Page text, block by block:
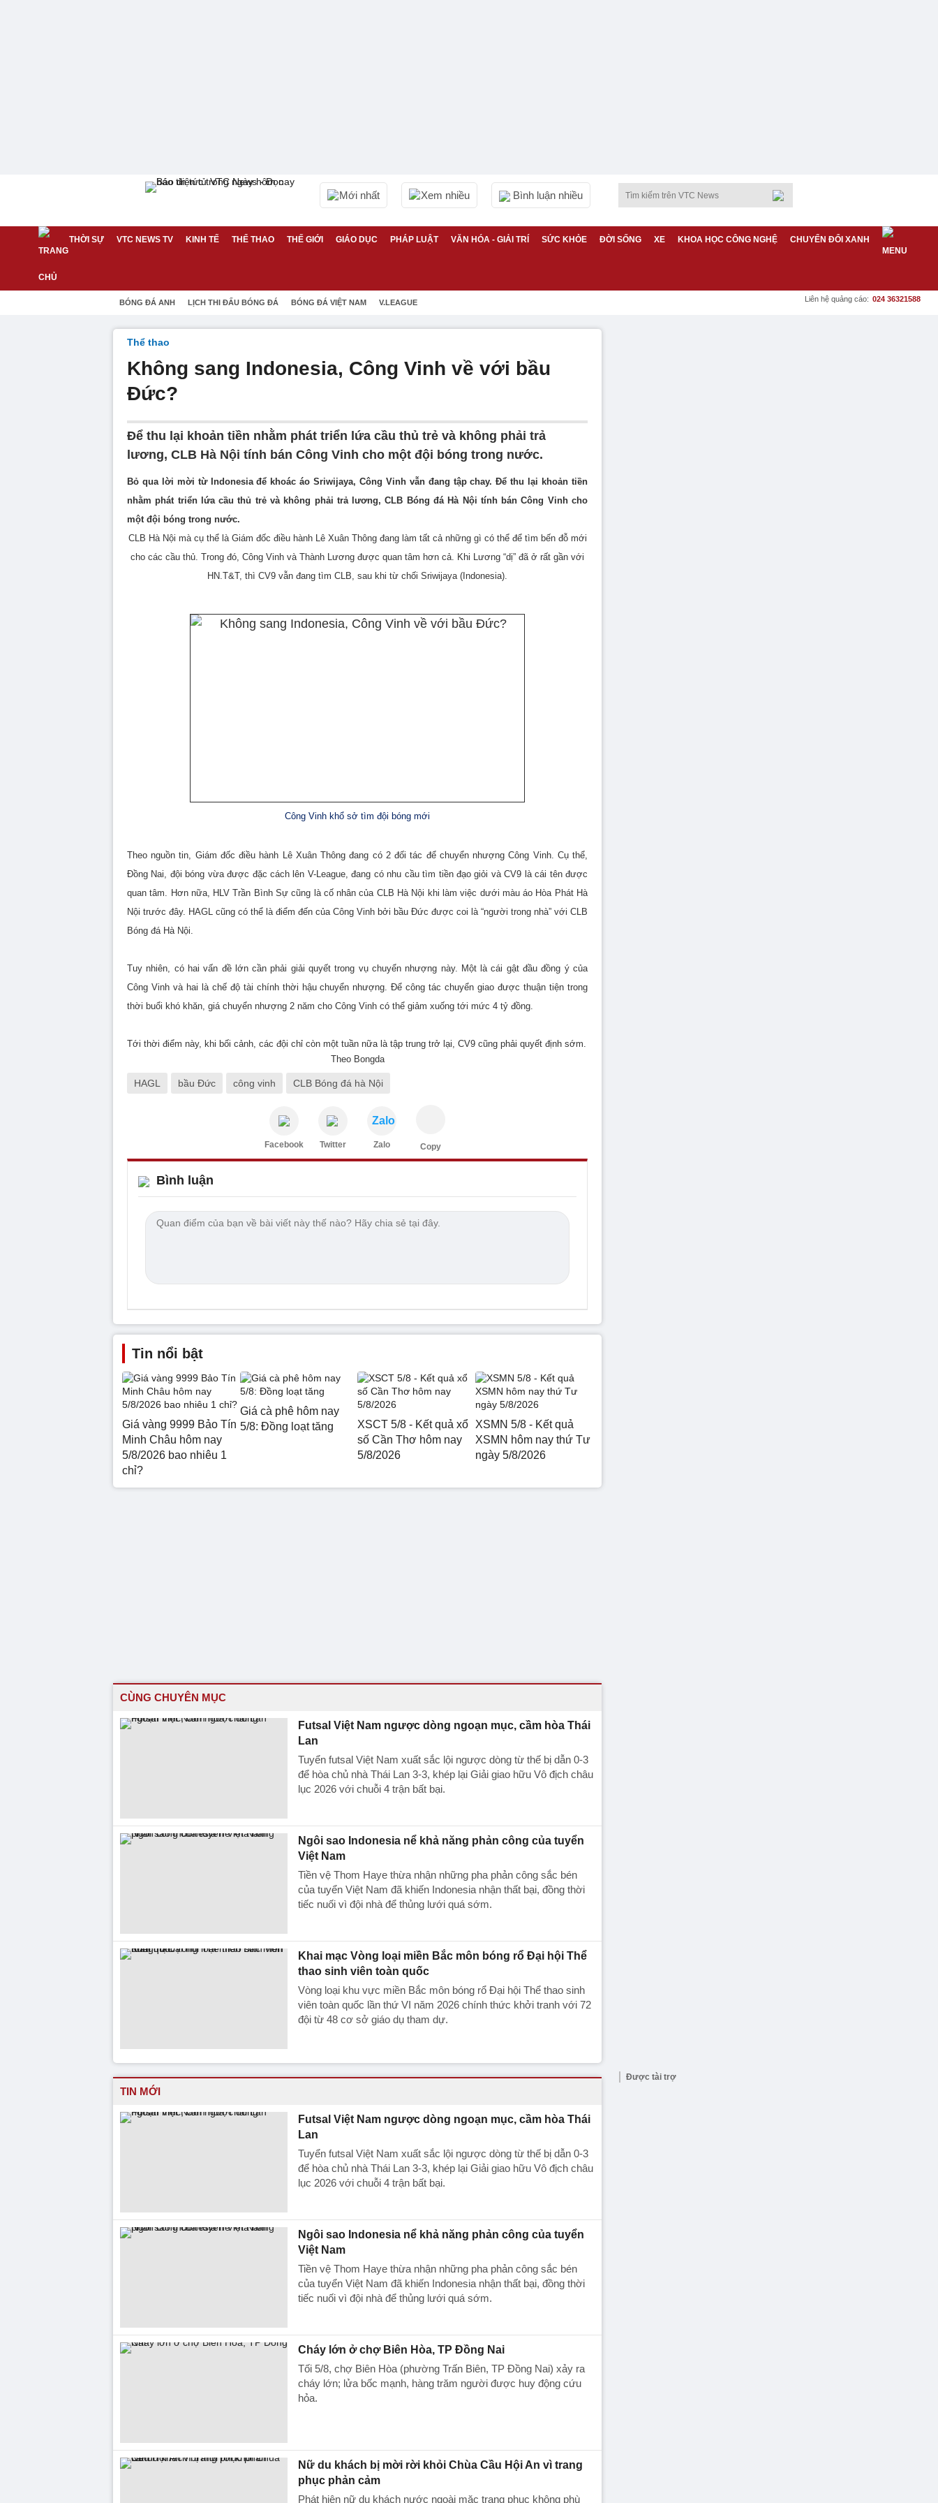
Mới nhất Xem nhiều Bình luận nhiều
THỜI SỰ VTC NEWS TV KINH TẾ THỂ THAO THẾ GIỚI GIÁO DỤC PHÁP LUẬT VĂN HÓA - GIẢI TRÍ SỨC KHỎE ĐỜI SỐNG XE KHOA HỌC CÔNG NGHỆ CHUYỂN ĐỔI XANH
BÓNG ĐÁ ANH LỊCH THI ĐẤU BÓNG ĐÁ BÓNG ĐÁ VIỆT NAM V.LEAGUE Liên hệ quảng cáo: 024 36321588
Thể thao
Không sang Indonesia, Công Vinh về với bầu
Đức?
Để thu lại khoản tiền nhằm phát triển lứa cầu thủ trẻ và không phải trả
lương, CLB Hà Nội tính bán Công Vinh cho một đội bóng trong nước.
Bỏ qua lời mời từ Indonesia để khoác áo Sriwijaya, Công Vinh vẫn đang tập chay. Để thu lại khoản tiền
nhằm phát triển lứa cầu thủ trẻ và không phải trả lương, CLB Bóng đá Hà Nội tính bán Công Vinh cho
một đội bóng trong nước.
CLB Hà Nội mà cụ thể là Giám đốc điều hành Lê Xuân Thông đang làm tất cả những gì có thể để tìm bến đỗ mới
cho các cầu thủ. Trong đó, Công Vinh và Thành Lương được quan tâm hơn cả. Khi Lương “dị” đã ở rất gần với
HN.T&T, thì CV9 vẫn đang tìm CLB, sau khi từ chối Sriwijaya (Indonesia).
Công Vinh khổ sở tìm đội bóng mới
Theo nguồn tin, Giám đốc điều hành Lê Xuân Thông đang có 2 đối tác để chuyển nhượng Công Vinh. Cụ thể,
Đồng Nai, đội bóng vừa được đặc cách lên V-League, đang có nhu cầu tìm tiền đạo giỏi và CV9 là cái tên được
quan tâm. Hơn nữa, HLV Trần Bình Sự cũng là cố nhân của CLB Hà Nội khi làm việc dưới màu áo Hòa Phát Hà
Nội trước đây. HAGL cũng có thể là điểm đến của Công Vinh bởi bầu Đức được coi là “người trong nhà” với CLB
Bóng đá Hà Nội.
Tuy nhiên, có hai vấn đề lớn cần phải giải quyết trong vụ chuyển nhượng này. Một là cái gật đầu đồng ý của
Công Vinh và hai là chế độ tài chính thời hậu chuyển nhượng. Để công tác chuyển giao được thuận tiện trong
thời buổi khó khăn, giá chuyển nhượng 2 năm cho Công Vinh có thể giảm xuống tới mức 4 tỷ đồng.
Tới thời điểm này, khi bối cảnh, các đội chỉ còn một tuần nữa là tập trung trở lại, CV9 cũng phải quyết định sớm.
Theo Bongda
HAGL bầu Đức công vinh CLB Bóng đá hà Nội
Facebook Twitter
Zalo
Zalo Copy
Bình luận
Tin nổi bật
Giá vàng 9999 Bảo Tín
Minh Châu hôm nay
5/8/2026 bao nhiêu 1
chỉ?
Giá cà phê hôm nay
5/8: Đồng loạt tăng
XSCT 5/8 - Kết quả xổ
số Cần Thơ hôm nay
5/8/2026
XSMN 5/8 - Kết quả
XSMN hôm nay thứ Tư
ngày 5/8/2026
CÙNG CHUYÊN MỤC
Futsal Việt Nam ngược dòng ngoạn mục, cầm hòa Thái
Lan
Tuyển futsal Việt Nam xuất sắc lội ngược dòng từ thế bị dẫn 0-3
để hòa chủ nhà Thái Lan 3-3, khép lại Giải giao hữu Vô địch châu
lục 2026 với chuỗi 4 trận bất bại.
Ngôi sao Indonesia nể khả năng phản công của tuyển
Việt Nam
Tiền vệ Thom Haye thừa nhận những pha phản công sắc bén
của tuyển Việt Nam đã khiến Indonesia nhận thất bại, đồng thời
tiếc nuối vì đội nhà để thủng lưới quá sớm.
Khai mạc Vòng loại miền Bắc môn bóng rổ Đại hội Thể
thao sinh viên toàn quốc
Vòng loại khu vực miền Bắc môn bóng rổ Đại hội Thể thao sinh
viên toàn quốc lần thứ VI năm 2026 chính thức khởi tranh với 72
đội từ 48 cơ sở giáo dụ tham dự.
TIN MỚI
Futsal Việt Nam ngược dòng ngoạn mục, cầm hòa Thái
Lan
Tuyển futsal Việt Nam xuất sắc lội ngược dòng từ thế bị dẫn 0-3
để hòa chủ nhà Thái Lan 3-3, khép lại Giải giao hữu Vô địch châu
lục 2026 với chuỗi 4 trận bất bại.
Ngôi sao Indonesia nể khả năng phản công của tuyển
Việt Nam
Tiền vệ Thom Haye thừa nhận những pha phản công sắc bén
của tuyển Việt Nam đã khiến Indonesia nhận thất bại, đồng thời
tiếc nuối vì đội nhà để thủng lưới quá sớm.
Cháy lớn ở chợ Biên Hòa, TP Đồng Nai
Tối 5/8, chợ Biên Hòa (phường Trấn Biên, TP Đồng Nai) xảy ra
cháy lớn; lửa bốc mạnh, hàng trăm người được huy động cứu
hỏa.
Nữ du khách bị mời rời khỏi Chùa Cầu Hội An vì trang
phục phản cảm
Phát hiện nữ du khách nước ngoài mặc trang phục không phù
Được tài trợ